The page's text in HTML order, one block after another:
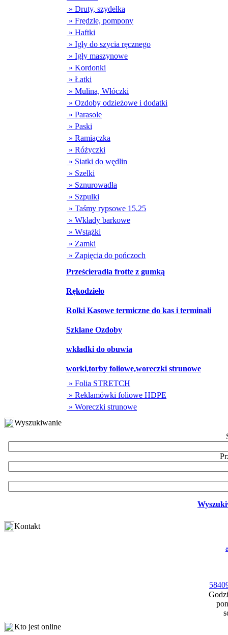
» Druty, szydełka
» Frędzle, pompony
» Haftki
» Igły do szycia ręcznego
» Igły maszynowe
» Kordonki
» Łatki
» Mulina, Włóczki
» Ozdoby odzieżowe i dodatki
» Parasole
» Paski
» Ramiączka
» Różyczki
» Siatki do wędlin
» Szelki
» Sznurowadła
» Szpulki
» Taśmy rypsowe 15,25
» Wkłady barkowe
» Wstążki
» Zamki
» Zapięcia do pończoch
Prześcieradła frotte z gumką
Rękodzieło
Rolki Kasowe termiczne do kas i terminali
Szklane Ozdoby
wkładki do obuwia
worki,torby foliowe,woreczki strunowe
» Folia STRETCH
» Reklamówki foliowe HDPE
» Woreczki strunowe
Wyszukiwanie
Kontakt
Kto jest online